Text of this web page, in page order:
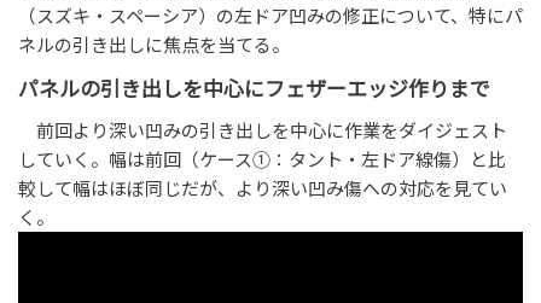
（スズキ・スペーシア）の左ドア凹みの修正について、特にパ
ネルの引き出しに焦点を当てる。
パネルの引き出しを中心にフェザーエッジ作りまで
前回より深い凹みの引き出しを中心に作業をダイジェスト
していく。幅は前回（ケース①：タント・左ドア線傷）と比
較して幅はほぼ同じだが、より深い凹み傷への対応を見てい
く。